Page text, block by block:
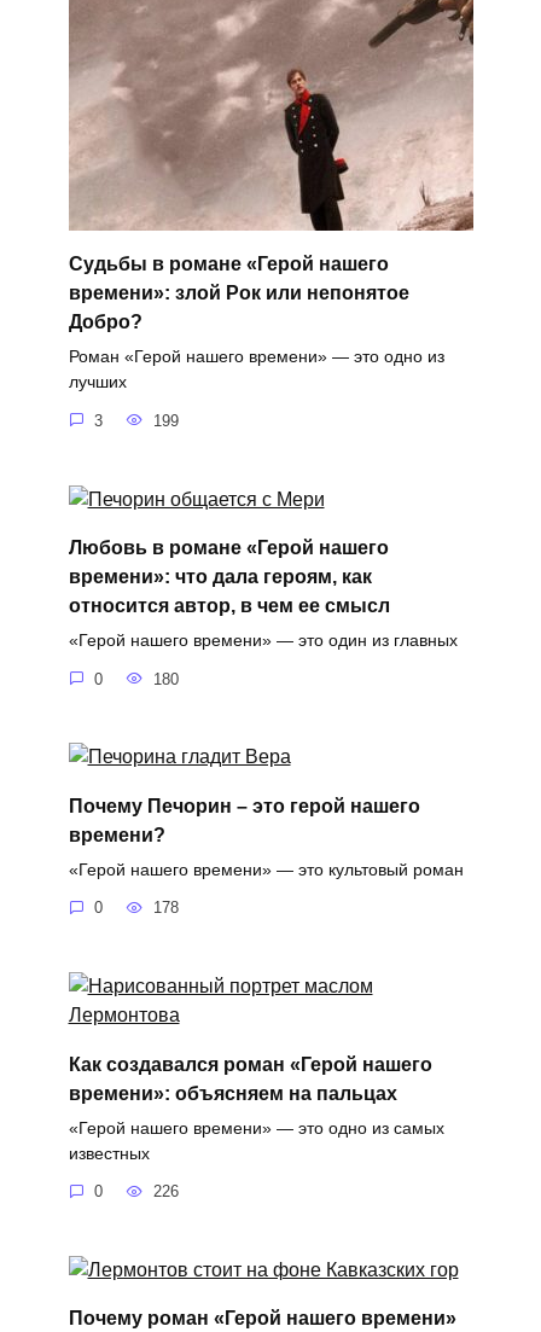
Судьбы в романе «Герой нашего
времени»: злой Рок или непонятое
Добро?
Роман «Герой нашего времени» — это одно из
лучших
3 199
Любовь в романе «Герой нашего
времени»: что дала героям, как
относится автор, в чем ее смысл
«Герой нашего времени» — это один из главных
0 180
Почему Печорин – это герой нашего
времени?
«Герой нашего времени» — это культовый роман
0 178
Как создавался роман «Герой нашего
времени»: объясняем на пальцах
«Герой нашего времени» — это одно из самых
известных
0 226
Почему роман «Герой нашего времени»